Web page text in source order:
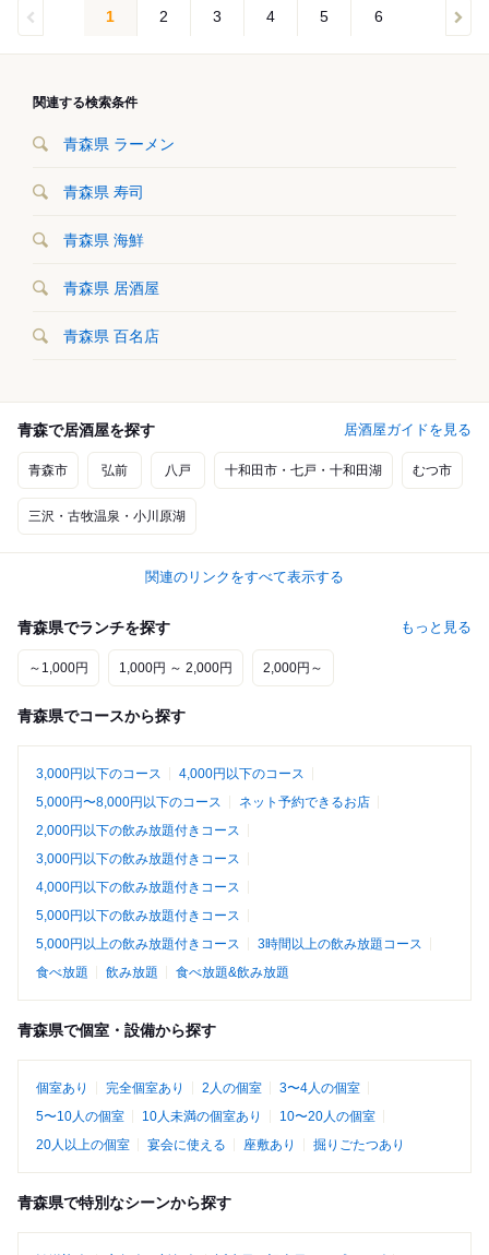
1 2 3 4 5 6
関連する検索条件
青森県 ラーメン
青森県 寿司
青森県 海鮮
青森県 居酒屋
青森県 百名店
青森で居酒屋を探す 居酒屋ガイドを見る
青森市 弘前 八戸 十和田市・七戸・十和田湖 むつ市
三沢・古牧温泉・小川原湖
関連のリンクをすべて表示する
青森県でランチを探す もっと見る
～1,000円 1,000円 ～ 2,000円 2,000円～
青森県でコースから探す
3,000円以下のコース
4,000円以下のコース
5,000円〜8,000円以下のコース
ネット予約できるお店
2,000円以下の飲み放題付きコース
3,000円以下の飲み放題付きコース
4,000円以下の飲み放題付きコース
5,000円以下の飲み放題付きコース
5,000円以上の飲み放題付きコース
3時間以上の飲み放題コース
食べ放題
飲み放題 食べ放題&飲み放題
青森県で個室・設備から探す
個室あり 完全個室あり 2人の個室
3〜4人の個室
5〜10人の個室
10人未満の個室あり
10〜20人の個室
20人以上の個室
宴会に使える 座敷あり 掘りごたつあり
青森県で特別なシーンから探す